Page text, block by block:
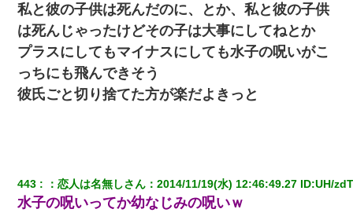
私が遺産を相続。→それを知った義両親が「旅行代金を出せ！」
「リフォーム費用を負担しろ！」「金の管理は私達がする！」と
浅ましくも集りにきた。
200万を貸したコウトから、追加で400万の申し込み、私「無理。
義弟より娘たちが大事」旦那「娘たちが成人したら別れよう」私
（は？）
ケーキバイキングにいた単独の50くらいのオッサン、強烈だっ
た。
私と彼の子供は死んだのに、とか、私と彼の子供
は死んじゃったけどその子は大事にしてねとか
プラスにしてもマイナスにしても水子の呪いがこ
っちにも飛んできそう
彼氏ごと切り捨てた方が楽だよきっと
443 ：恋人は名無しさん ：2014/11/19(水) 12:46:49.27 ID:UH/
水子の呪いってか幼なじみの呪いｗ